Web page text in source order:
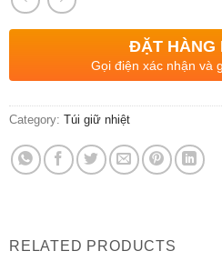
ĐẶT HÀNG
Gọi điện xác nhận và
Category: Túi giữ nhiệt
RELATED PRODUCTS